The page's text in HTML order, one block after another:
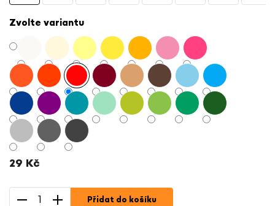
29 Kč
cena:
Zvolte variantu
Přidat do košíku